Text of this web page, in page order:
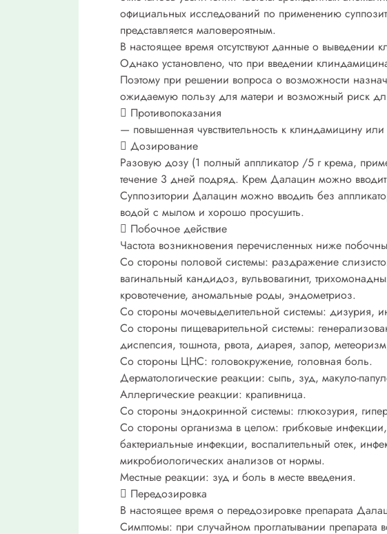
официальных исследований по применению
представляется маловероятным.
В настоящее время отсутствуют данные о
Однако установлено, что при введении
Поэтому при решении вопроса о возможности
ожидаемую пользу для матери и возможный риск
 Противопоказания
— повышенная чувствительность к клиндамицину
 Дозирование
Разовую дозу (1 полный аппликатор /5 г крема,
течение 3 дней подряд. Крем Далацин можно
Суппозитории Далацин можно вводить без
водой с мылом и хорошо просушить.
 Побочное действие
Частота возникновения перечисленных ниже
Со стороны половой системы: раздражение
вагинальный кандидоз, вульвовагинит,
кровотечение, аномальные роды, эндометриоз.
Со стороны мочевыделительной системы: дизурия,
Со стороны пищеварительной системы:
диспепсия, тошнота, рвота, диарея, запор,
Со стороны ЦНС: головокружение, головная боль.
Дерматологические реакции: сыпь, зуд, макуло-
Аллергические реакции: крапивница.
Со стороны эндокринной системы: глюкозурия,
Со стороны организма в целом: грибковые
бактериальные инфекции, воспалительный отек,
микробиологических анализов от нормы.
Местные реакции: зуд и боль в месте введения.
 Передозировка
В настоящее время о передозировке препарата
Симптомы: при случайном проглатывании препарата